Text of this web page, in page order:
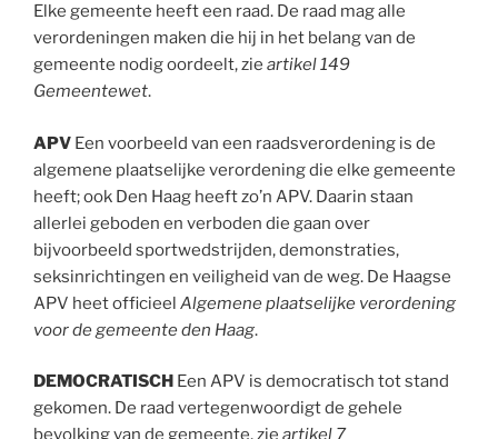
Elke gemeente heeft een raad. De raad mag alle
verordeningen maken die hij in het belang van de
gemeente nodig oordeelt, zie artikel 149
Gemeentewet.
APV Een voorbeeld van een raadsverordening is de
algemene plaatselijke verordening die elke gemeente
heeft; ook Den Haag heeft zo’n APV. Daarin staan
allerlei geboden en verboden die gaan over
bijvoorbeeld sportwedstrijden, demonstraties,
seksinrichtingen en veiligheid van de weg. De Haagse
APV heet officieel Algemene plaatselijke verordening
voor de gemeente den Haag.
DEMOCRATISCH Een APV is democratisch tot stand
gekomen. De raad vertegenwoordigt de gehele
bevolking van de gemeente, zie artikel 7